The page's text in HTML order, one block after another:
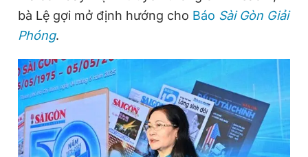
bà Lệ gợi mở định hướng cho Báo Sài Gòn Giải
Phóng.